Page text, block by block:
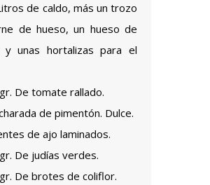
de caldo, más un trozo
de hueso, un hueso de
y unas hortalizas para el
De tomate rallado.
de pimentón. Dulce.
de ajo laminados.
De judías verdes.
De brotes de coliflor.